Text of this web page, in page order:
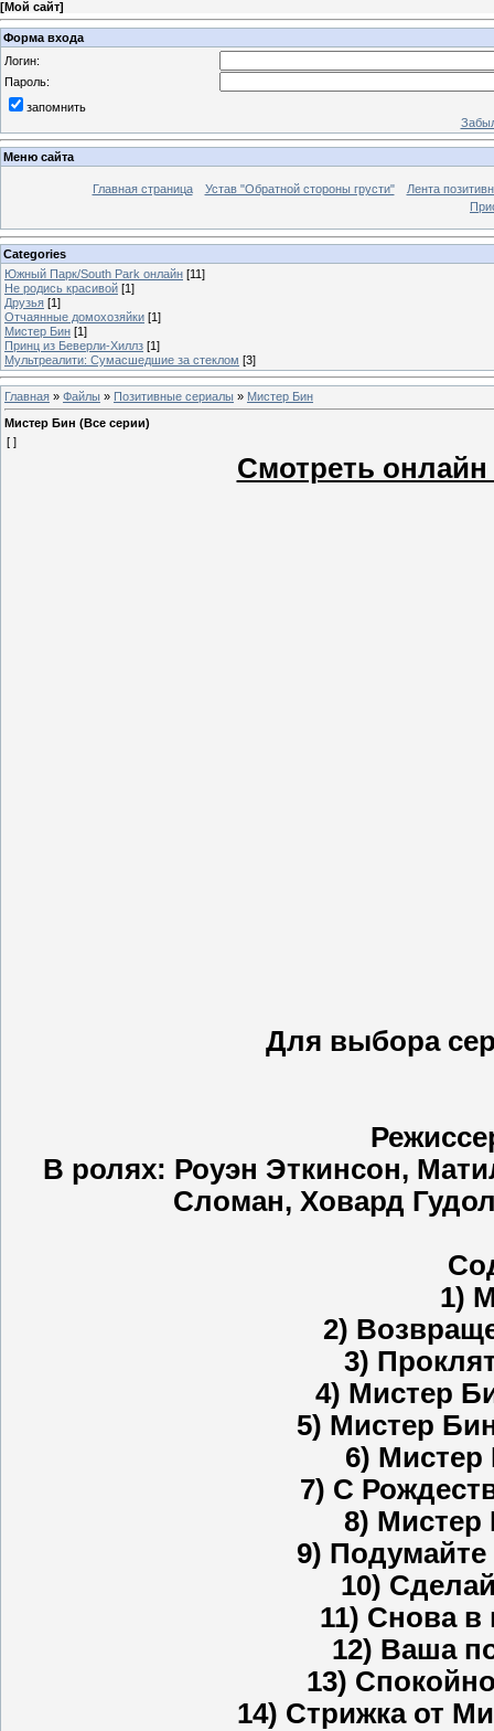
[Мой сайт]
Форма входа
Логин:
Пароль:
запомнить
Меню сайта
Главная страница Устав "Обратной стороны грусти"
Лента
Categories
Южный Парк/South Park онлайн [11]
Не родись красивой [1]
Друзья [1]
Отчаянные домохозяйки [1]
Мистер Бин [1]
Принц из Беверли-Хиллз [1]
Мультреалити: Сумасшедшие за стеклом [3]
Главная » Файлы » Позитивные сериалы » Мистер Бин
Мистер Бин (Все серии)
[ ]
Смотреть
Для выбора
В ролях: Роуэн Эткинсон,
Сломан, Ховард
1)
2)
3)
4) Мистер
5) Мистер
6) Мистер
7) С
8) Мистер
9)
10)
11) Снова
12) Ваша
13)
14) Стрижка от